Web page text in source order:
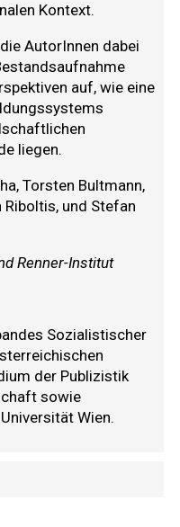
Kontext.
AutorInnen dabei
auf, wie eine
liegen.
Torsten Bultmann,
Riboltis, und Stefan
Renner-Institut
Sozialistischer
der Publizistik
sowie
Wien.